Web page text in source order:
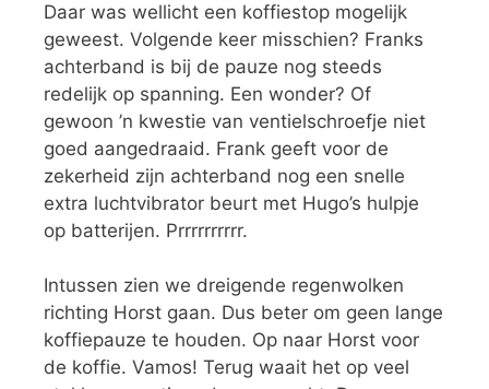
Daar was wellicht een koffiestop mogelijk
geweest. Volgende keer misschien? Franks
achterband is bij de pauze nog steeds
redelijk op spanning. Een wonder? Of
gewoon ’n kwestie van ventielschroefje niet
goed aangedraaid. Frank geeft voor de
zekerheid zijn achterband nog een snelle
extra luchtvibrator beurt met Hugo’s hulpje
op batterijen. Prrrrrrrrrr.
Intussen zien we dreigende regenwolken
richting Horst gaan. Dus beter om geen lange
koffiepauze te houden. Op naar Horst voor
de koffie. Vamos! Terug waait het op veel